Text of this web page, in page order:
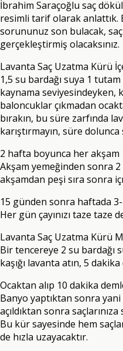
İbrahim Saraçoğlu saç
resimli tarif olarak anlattık.
sorununuz son bulacak,
gerçekleştirmiş olacaksınız.
Lavanta Saç Uzatma Kürü
1,5 su bardağı suya 1
kaynama seviyesindeyken,
baloncuklar çıkmadan
bırakın, bu süre zarfında
karıştırmayın, süre dolunca
2 hafta boyunca her akşam
Akşam yemeğinden sonra
akşamdan peşi sıra sonra
15 günden sonra haftada
Her gün çayınızı taze taze
Lavanta Saç Uzatma Kürü
Bir tencereye 2 su bardağı
kaşığı lavanta atın, 5
Ocaktan alıp 10 dakika
Banyo yaptıktan sonra
açıldıktan sonra
Bu kür sayesinde hem
de hızla uzayacaktır.